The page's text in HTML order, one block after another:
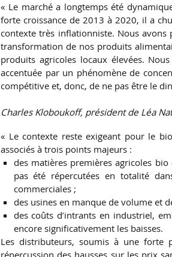
« Le marché a longtemps été
forte croissance de 2013 à 2020, il a
contexte très inflationniste. Nous
transformation de nos produits
produits agricoles locaux élevées.
accentuée par un phénomène de
compétitive et, donc, de ne pas être le
Charles Kloboukoff, président de Léa
« Le contexte reste exigeant pour le
associés à trois points majeurs :
des matières premières agricoles
pas été répercutées en totalité
commerciales ;
des usines en manque de volume et
des coûts d’intrants en industriel,
encore significativement les baisses.
Les distributeurs, soumis à une forte
répercussion des hausses sur les prix